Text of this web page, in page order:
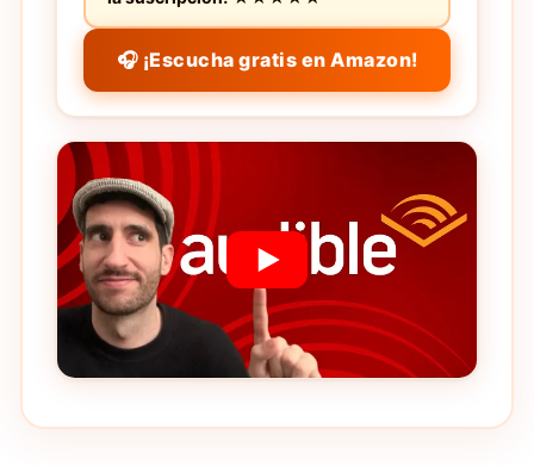
🎧 ¡Escucha gratis en Amazon!